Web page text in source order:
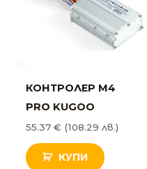
КОНТРОЛЕР М4
PRO KUGOO
55.37€ (108.29 лв.)
КУПИ